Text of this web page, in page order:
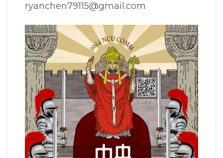
ryanchen79115@gmail.com